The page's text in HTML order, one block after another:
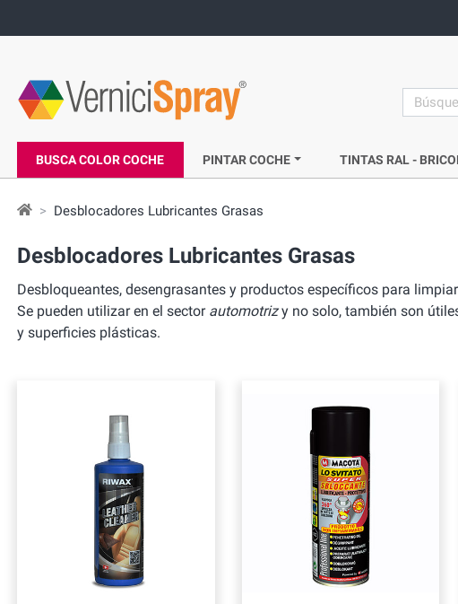
search
BUSCA COLOR COCHE PINTAR COCHE TINTAS RAL -
Desblocadores Lubricantes Grasas
Desblocadores Lubricantes Grasas
Desbloqueantes, desengrasantes y productos específicos para
Se pueden utilizar en el sector automotrizy no solo, también son
y superficies plásticas.